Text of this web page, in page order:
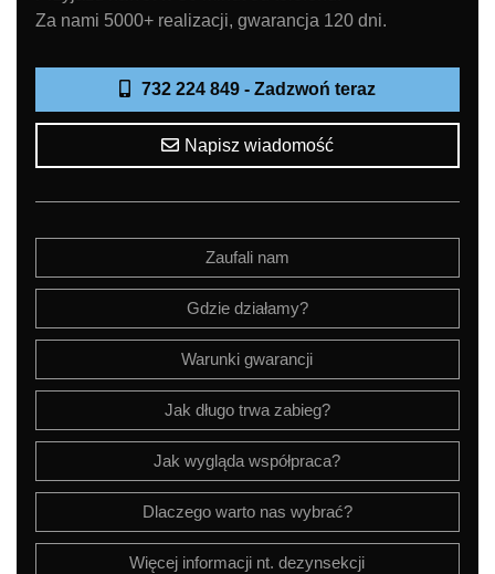
Za nami 5000+ realizacji, gwarancja 120 dni.
732 224 849 - Zadzwoń teraz
Napisz wiadomość
Zaufali nam
Gdzie działamy?
Warunki gwarancji
Jak długo trwa zabieg?
Jak wygląda współpraca?
Dlaczego warto nas wybrać?
Więcej informacji nt. dezynsekcji